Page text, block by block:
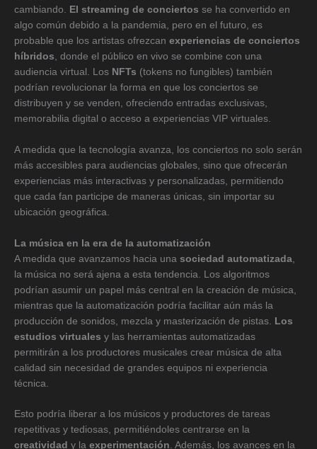
cambiando.
El streaming de conciertos se ha convertido en
algo común debido a la pandemia, pero en el futuro, es
probable que los artistas ofrezcan experiencias de conciertos
híbridos , donde el público en vivo se combine con una
audiencia virtual. Los NFTs (tokens no fungibles) también
podrían revolucionar la forma en que los conciertos se
distribuyen y se venden, ofreciendo entradas exclusivas,
memorabilia digital o acceso a experiencias VIP virtuales.
A medida que la tecnología avanza, los conciertos no solo serán
más accesibles para audiencias globales, sino que ofrecerán
experiencias más interactivas y personalizadas, permitiendo
que cada fan participe de maneras únicas, sin importar su
ubicación geográfica.
La música en la era de la automatización
A medida que avanzamos hacia una sociedad automatizada
la música no será ajena a esta tendencia. Los algoritmos
podrían asumir un papel más central en la creación de música,
mientras que la automatización podría facilitar aún más la
producción de sonidos, mezcla y masterización de pistas. Los
estudios virtuales y las herramientas automatizadas
permitirán a los productores musicales crear música de alta
calidad sin necesidad de grandes equipos ni experiencia
técnica.
Esto podría liberar a los músicos y productores de tareas
repetitivas y tediosas, permitiéndoles centrarse en la
creatividad y la experimentación. Además, los avances en la